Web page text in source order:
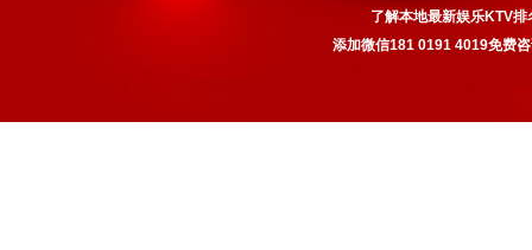
了解本地最新娱乐KTV
添加微信181 0191 4019免费